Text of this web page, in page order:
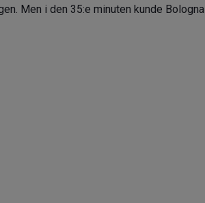
Men i den 35:e minuten kunde Bologna